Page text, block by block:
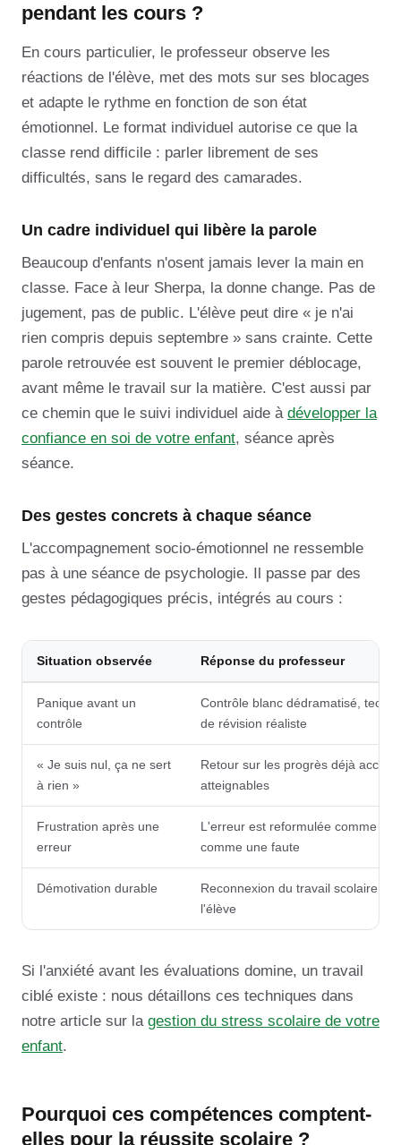
pendant les cours ?
En cours particulier, le professeur observe les
réactions de l'élève, met des mots sur ses blocages
et adapte le rythme en fonction de son état
émotionnel. Le format individuel autorise ce que la
classe rend difficile : parler librement de ses
difficultés, sans le regard des camarades.
Un cadre individuel qui libère la parole
Beaucoup d'enfants n'osent jamais lever la main en
classe. Face à leur Sherpa, la donne change. Pas de
jugement, pas de public. L'élève peut dire « je n'ai
rien compris depuis septembre » sans crainte. Cette
parole retrouvée est souvent le premier déblocage,
avant même le travail sur la matière. C'est aussi par
ce chemin que le suivi individuel aide à développer la
confiance en soi de votre enfant, séance après
séance.
Des gestes concrets à chaque séance
L'accompagnement socio-émotionnel ne ressemble
pas à une séance de psychologie. Il passe par des
gestes pédagogiques précis, intégrés au cours :
Situation observée Réponse du professeur
Panique avant un
contrôle
Contrôle blanc dédramatisé,
de révision réaliste
« Je suis nul, ça ne sert
à rien »
Retour sur les progrès déjà
atteignables
Frustration après une
erreur
L'erreur est reformulée comme
comme une faute
Démotivation durable
Reconnexion du travail scolaire
l'élève
Si l'anxiété avant les évaluations domine, un travail
ciblé existe : nous détaillons ces techniques dans
notre article sur la gestion du stress scolaire de votre
enfant.
Pourquoi ces compétences comptent-
elles pour la réussite scolaire ?